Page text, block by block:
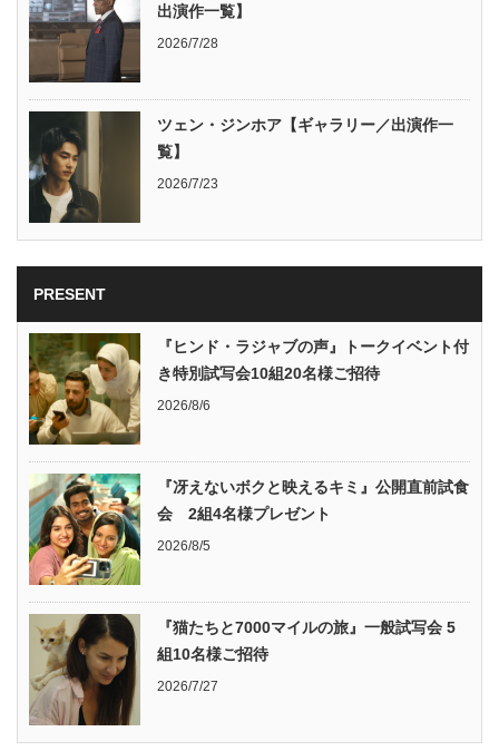
出演作一覧】
2026/7/28
ツェン・ジンホア【ギャラリー／出演作一
覧】
2026/7/23
PRESENT
『ヒンド・ラジャブの声』トークイベント付
き特別試写会10組20名様ご招待
2026/8/6
『冴えないボクと映えるキミ』公開直前試食
会 2組4名様プレゼント
2026/8/5
『猫たちと7000マイルの旅』一般試写会 5
組10名様ご招待
2026/7/27